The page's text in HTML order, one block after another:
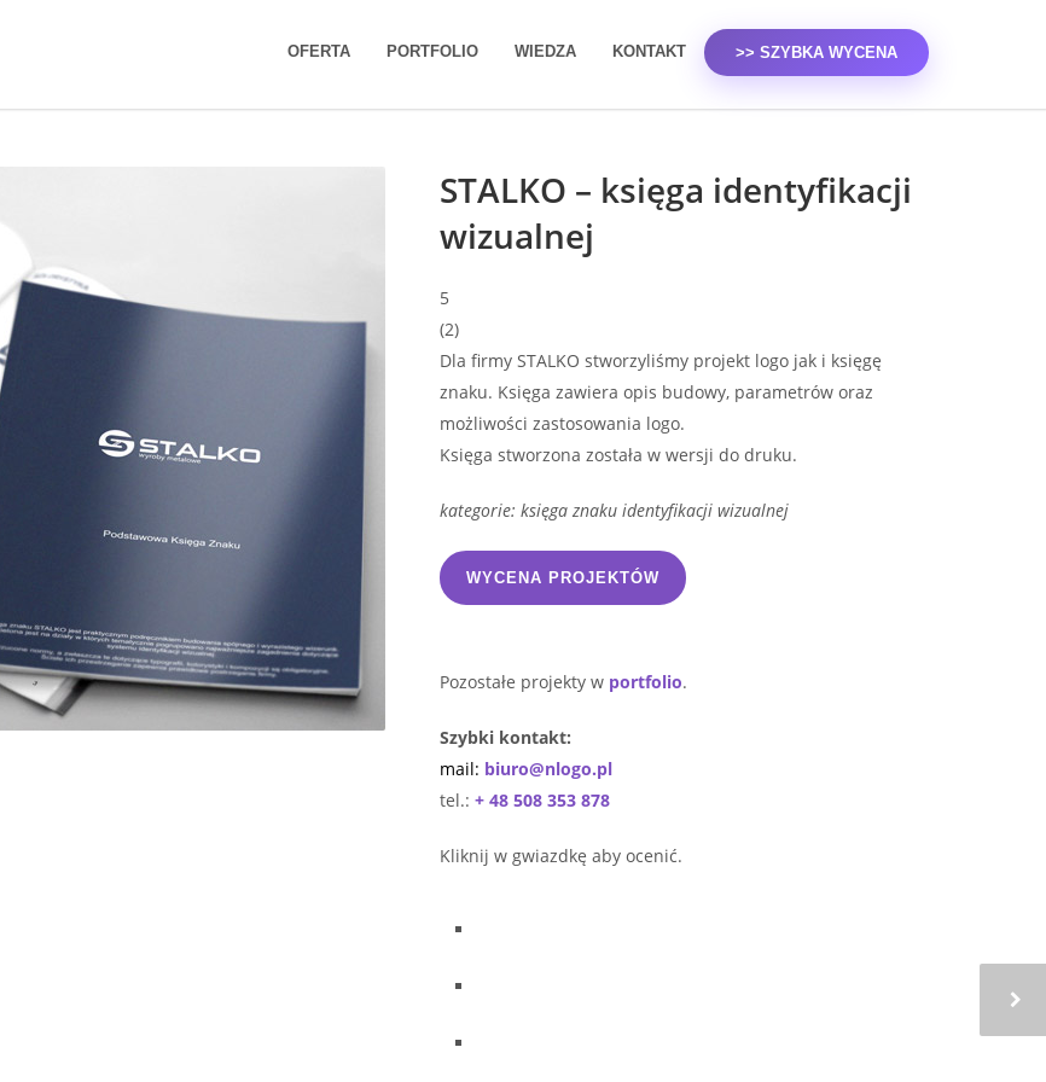
OFERTA PORTFOLIO WIEDZA KONTAKT >> SZYBKA WYCENA
STALKO – księga identyfikacji
wizualnej
5
(2)
Dla firmy STALKO stworzyliśmy projekt logo jak i księgę
znaku. Księga zawiera opis budowy, parametrów oraz
możliwości zastosowania logo.
Księga stworzona została w wersji do druku.
kategorie: księga znaku identyfikacji wizualnej
WYCENA PROJEKTÓW
Pozostałe projekty w portfolio.
Szybki kontakt:
mail: biuro@nlogo.pl
tel.: + 48 508 353 878
Kliknij w gwiazdkę aby ocenić.